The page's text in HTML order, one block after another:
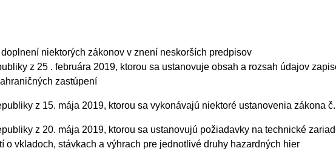
niektorých zákonov v znení neskorších predpisov
z 25 . februára 2019, ktorou sa ustanovuje obsah a rozsah údajov
zastúpení
z 15. mája 2019, ktorou sa vykonávajú niektoré ustanovenia zákona
z 20. mája 2019, ktorou sa ustanovujú požiadavky na technické
vkladoch, stávkach a výhrach pre jednotlivé druhy hazardných hier